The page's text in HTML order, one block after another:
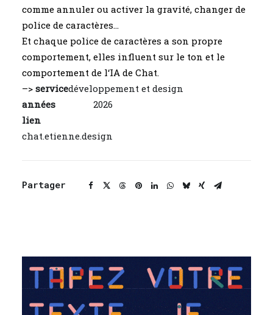
comme annuler ou activer la gravité, changer de
police de caractères…
Et chaque police de caractères a son propre
comportement, elles influent sur le ton et le
comportement de l‘IA de Chat.
–> servicedéveloppement et design
années
2026
lien
chat.etienne.design
Partager